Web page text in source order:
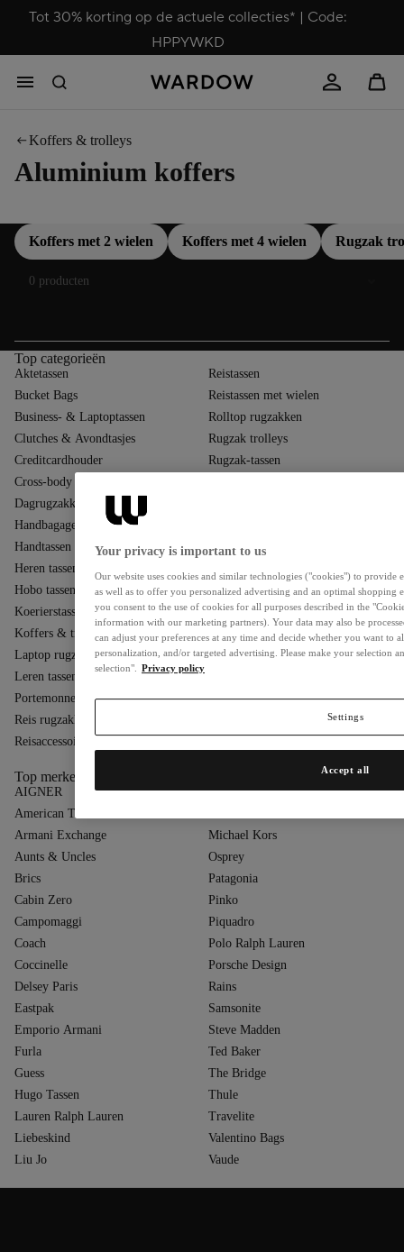
Tot 30% korting op de actuele collecties* | Code:
HPPYWKD
Koffers & trolleys
Aluminium koffers
Koffers met 2 wielen Koffers met 4 wielen Rugzak
0 producten
Top categorieën
Aktetassen
Bucket Bags
Business- & Laptoptassen
Clutches & Avondtasjes
Creditcardhouder
Cross-body tassen
Dagrugzakken
Handbagage
Handtassen
Heren tassen
Hobo tassen
Koerierstassen
Koffers & trolleys
Laptop rugzakken
Leren tassen
Portemonnees
Reis rugzakken
Reisaccessoires
Reistassen
Reistassen met wielen
Rolltop rugzakken
Rugzak trolleys
Rugzak-tassen
Sling rugzakken
Tassen met handvat
Tassen voor vrouwen
Telefoon tasjes
Toilettassen
Wandelrugzakken
Top merken
AIGNER
American Tourister
Armani Exchange
Aunts & Uncles
Brics
Cabin Zero
Campomaggi
Coach
Coccinelle
Delsey Paris
Eastpak
Emporio Armani
Furla
Guess
Hugo Tassen
Lauren Ralph Lauren
Liebeskind
Liu Jo
Maison Mollerus
Michael Kors
Osprey
Patagonia
Pinko
Piquadro
Polo Ralph Lauren
Porsche Design
Rains
Samsonite
Steve Madden
Ted Baker
The Bridge
Thule
Travelite
Valentino Bags
Vaude
Your privacy is important to us
Our website uses cookies and similar technologies ("cookies") to provide
as well as to offer you personalized advertising and an optimal
you consent to the use of cookies for all purposes described in the
information with our marketing partners). Your data may also be
can adjust your preferences at any time and decide whether you want to
personalization, and/or targeted advertising. Please make your
selection".
Privacy policy
Settings
Accept all